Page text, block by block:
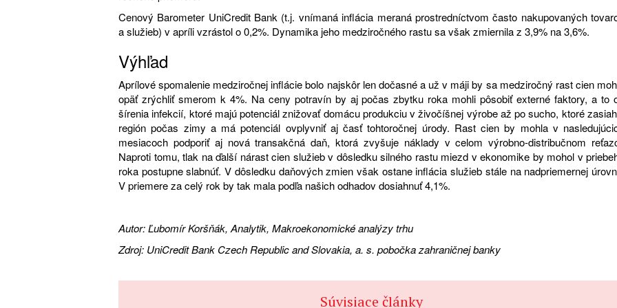
Cenový Barometer UniCredit Bank (t.j. vnímaná inflácia meraná prostredníctvom často nakupovaných
a služieb) v apríli vzrástol o 0,2%. Dynamika jeho medziročného rastu sa však zmiernila z 3,9% na 3,6%.
Výhľad
Aprílové spomalenie medziročnej inflácie bolo najskôr len dočasné a už v máji by sa medziročný rast cien
opäť zrýchliť smerom k 4%. Na ceny potravín by aj počas zbytku roka mohli pôsobiť externé faktory, a to
šírenia infekcií, ktoré majú potenciál znižovať domácu produkciu v živočíšnej výrobe až po sucho, ktoré
región počas zimy a má potenciál ovplyvniť aj časť tohtoročnej úrody. Rast cien by mohla v
mesiacoch podporiť aj nová transakčná daň, ktorá zvyšuje náklady v celom výrobno-distribučnom
Naproti tomu, tlak na ďalší nárast cien služieb v dôsledku silného rastu miezd v ekonomike by mohol v
roka postupne slabnúť. V dôsledku daňových zmien však ostane inflácia služieb stále na nadpriemernej
V priemere za celý rok by tak mala podľa našich odhadov dosiahnuť 4,1%.
Autor: Ľubomír Koršňák, Analytik, Makroekonomické analýzy trhu
Zdroj: UniCredit Bank Czech Republic and Slovakia, a. s. pobočka zahraničnej banky
Súvisiace články